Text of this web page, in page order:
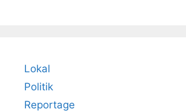
Lokal
Politik
Reportage